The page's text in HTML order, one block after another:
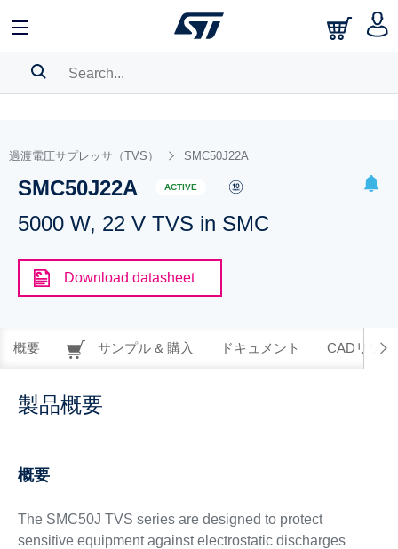
BOOKMARK
Pleaselog into show your saved searches.
過渡電圧サプレッサ（TVS） SMC50J22A
SMC50J22A ACTIVE
5000 W, 22 V TVS in SMC
Download datasheet
概要 サンプル & 購入 ドキュメント CADリソー
製品概要
概要
The SMC50J TVS series are designed to protect
sensitive equipment against electrostatic discharges